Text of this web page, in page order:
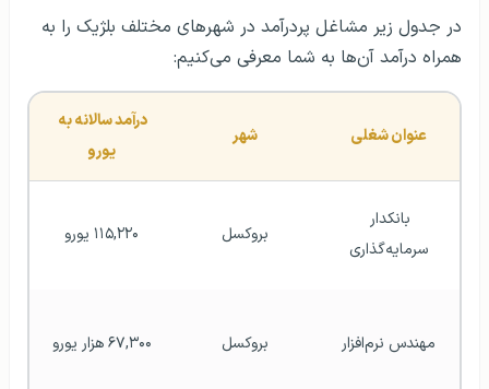
در جدول زیر مشاغل پردرآمد در شهرهای مختلف بلژیک را به
همراه درآمد آن‌ها به شما معرفی می‌کنیم:
عنوان شغلی شهر
یورو
سرمایه‌گذاری
بروکسل ۱۱۵,۲۲۰ یورو
مهندس نرم‌افزار بروکسل ۶۷,۳۰۰ هزار یورو